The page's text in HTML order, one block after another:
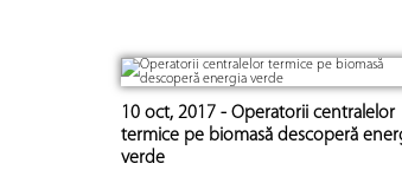
10 oct, 2017 - Operatorii centralelor
termice pe biomasă descoperă
verde